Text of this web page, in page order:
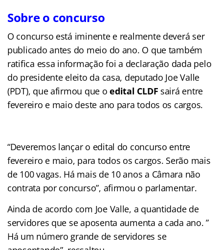
Sobre o concurso
O concurso está iminente e realmente deverá ser
publicado antes do meio do ano. O que também
ratifica essa informação foi a declaração dada pelo
do presidente eleito da casa, deputado Joe Valle
(PDT), que afirmou que oedital CLDF sairá entre
fevereiro e maio deste ano para todos os cargos.
“Deveremos lançar o edital do concurso entre
fevereiro e maio, para todos os cargos. Serão mais
de 100 vagas. Há mais de 10 anos a Câmara não
contrata por concurso”, afirmou o parlamentar.
Ainda de acordo com Joe Valle, a quantidade de
servidores que se aposenta aumenta a cada ano. ”
Há um número grande de servidores se